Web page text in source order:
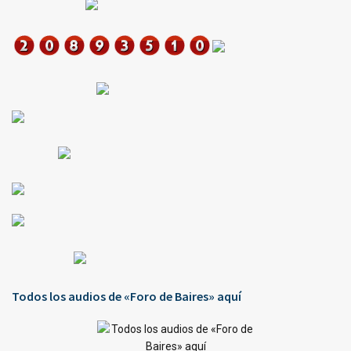
Todos los audios de «Foro de Baires» aquí